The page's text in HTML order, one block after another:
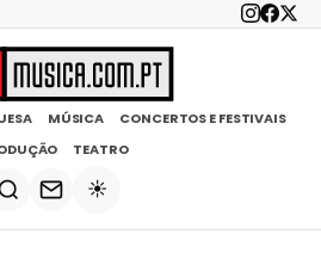
MÚSICA
CONCERTOS E FESTIVAIS
TEATRO
☀️